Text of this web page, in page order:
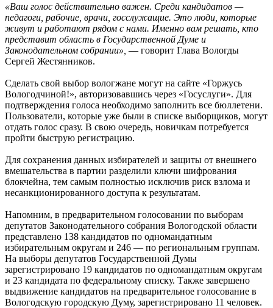
«Ваш голос действительно важен. Среди кандидатов —
педагоги, рабочие, врачи, госслужащие. Это люди, которые
живут и работают рядом с нами. Именно вам решать, кто
представит область в Государственной Думе и
Законодательном собрании», — говорит Глава Вологды
Сергей Жестянников.
Сделать свой выбор вологжане могут на сайте «Горжусь
Вологодчиной!», авторизовавшись через «Госуслуги». Для
подтверждения голоса необходимо заполнить все бюллетени.
Пользователи, которые уже были в списке выборщиков, могут
отдать голос сразу. В свою очередь, новичкам потребуется
пройти быструю регистрацию.
Для сохранения данных избирателей и защиты от внешнего
вмешательства в партии разделили ключи шифрования
блокчейна, тем самым полностью исключив риск взлома и
несанкционированного доступа к результатам.
Напомним, в предварительном голосовании по выборам
депутатов Законодательного собрания Вологодской области
представлено 138 кандидатов по одномандатным
избирательным округам и 246 — по региональным группам.
На выборы депутатов Государственной Думы
зарегистрировано 19 кандидатов по одномандатным округам
и 23 кандидата по федеральному списку. Также завершено
выдвижение кандидатов на предварительное голосование в
Вологодскую городскую Думу, зарегистрировано 11 человек.